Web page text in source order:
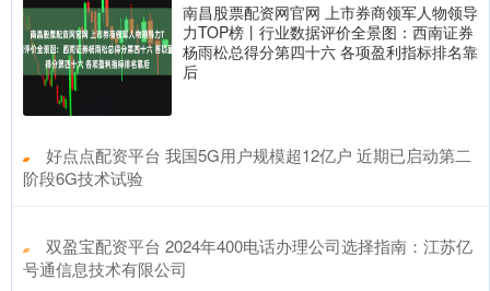
南昌股票配资网官网 上市券商领军人物领导
力TOP榜丨行业数据评价全景图：西南证券
杨雨松总得分第四十六 各项盈利指标排名靠
后
​好点点配资平台 我国5G用户规模超12亿户 近期已启动第二
阶段6G技术试验
​双盈宝配资平台 2024年400电话办理公司选择指南：江苏亿
号通信息技术有限公司